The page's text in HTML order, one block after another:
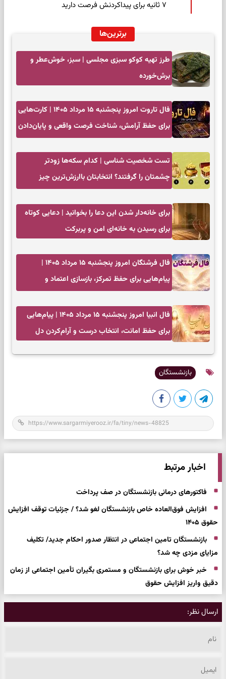
۷ ثانیه برای پیداکردنش فرصت دارید
برترین‌ها
طرز تهیه کوکو سبزی مجلسی | سبز، خوش‌عطر و
برش‌خورده
فال تاروت امروز پنجشنبه ۱۵ مرداد ۱۴۰۵ | کارت‌هایی
برای حفظ آرامش، شناخت فرصت واقعی و پایان‌دادن
تست شخصیت شناسی | کدام سکه‌ها زودتر
چشمتان را گرفتند؟ انتخابتان باارزش‌ترین چیز
برای خانه‌دار شدن این دعا را بخوانید | دعایی کوتاه
برای رسیدن به خانه‌ای امن و پربرکت
فال فرشتگان امروز پنجشنبه ۱۵ مرداد ۱۴۰۵ |
پیام‌هایی برای حفظ تمرکز، بازسازی اعتماد و
فال انبیا امروز پنجشنبه ۱۵ مرداد ۱۴۰۵ | پیام‌هایی
برای حفظ امانت، انتخاب درست و آرام‌کردن دل
بازنشستگان
اخبار مرتبط
فاکتورهای درمانی بازنشستگان در صف پرداخت
افزایش فوق‌العاده خاص بازنشستگان لغو شد؟ / جزئیات توقف افزایش
حقوق ۱۴۰۵
بازنشستگان تامین اجتماعی در انتظار صدور احکام جدید/ تکلیف
مزایای مزدی چه شد؟
خبر خوش برای بازنشستگان و مستمری بگیران تأمین اجتماعی از زمان
دقیق واریز افزایش حقوق
ارسال نظر: